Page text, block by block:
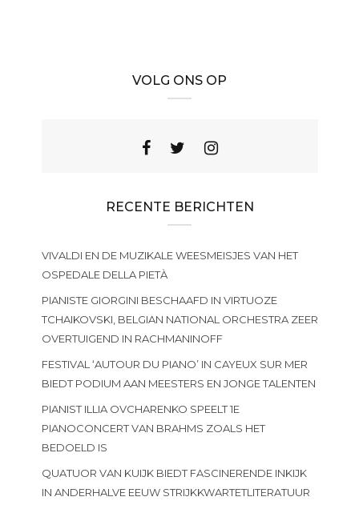
VOLG ONS OP
RECENTE BERICHTEN
VIVALDI EN DE MUZIKALE WEESMEISJES VAN HET
OSPEDALE DELLA PIETÀ
PIANISTE GIORGINI BESCHAAFD IN VIRTUOZE
TCHAIKOVSKI, BELGIAN NATIONAL ORCHESTRA ZEER
OVERTUIGEND IN RACHMANINOFF
FESTIVAL ‘AUTOUR DU PIANO’ IN CAYEUX SUR MER
BIEDT PODIUM AAN MEESTERS EN JONGE TALENTEN
PIANIST ILLIA OVCHARENKO SPEELT 1E
PIANOCONCERT VAN BRAHMS ZOALS HET
BEDOELD IS
QUATUOR VAN KUIJK BIEDT FASCINERENDE INKIJK
IN ANDERHALVE EEUW STRIJKKWARTETLITERATUUR